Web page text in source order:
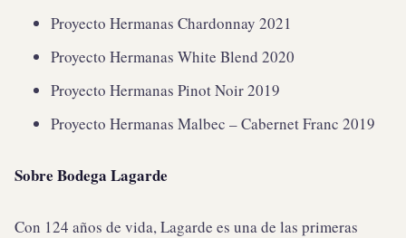
Proyecto Hermanas Chardonnay 2021
Proyecto Hermanas White Blend 2020
Proyecto Hermanas Pinot Noir 2019
Proyecto Hermanas Malbec – Cabernet Franc 2019
Sobre Bodega Lagarde
Con 124 años de vida, Lagarde es una de las primeras